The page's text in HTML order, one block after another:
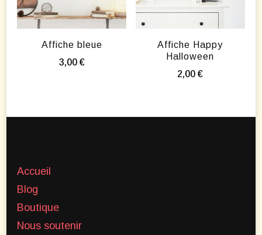
Affiche bleue
3,00 €
Affiche Happy
Halloween
2,00€
Accueil
Blog
Boutique
Nous soutenir